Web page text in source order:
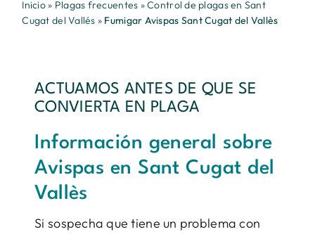
Inicio» Plagas frecuentes »Control de plagas en Sant
Cugat del Vallés » Fumigar Avispas Sant Cugat del Vallès
ACTUAMOS ANTES DE QUE SE
CONVIERTA EN PLAGA
Información general sobre
Avispas en Sant Cugat del
Vallès
Si sospecha que tiene un problema con